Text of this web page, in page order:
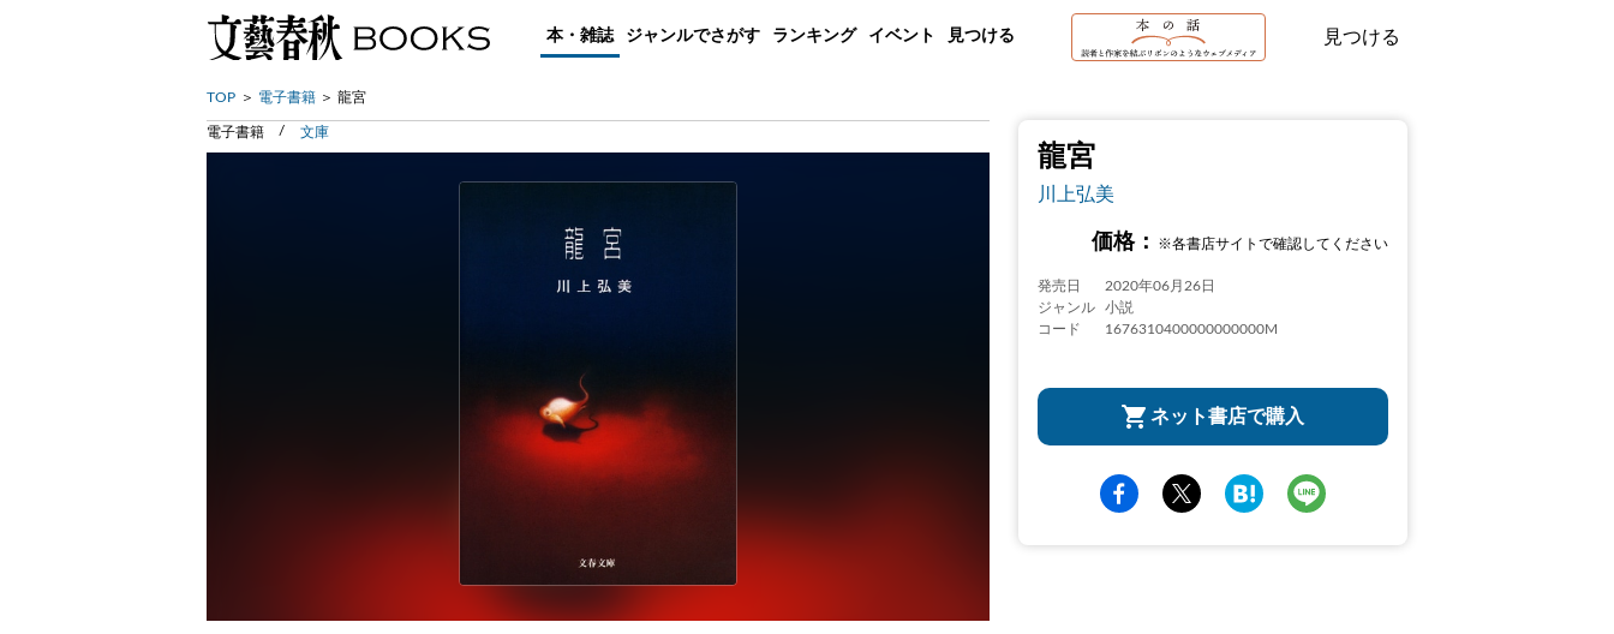
本・雑誌 ジャンルでさがす ランキング イベント 見つける 見つける
TOP 電子書籍 龍宮
龍宮
川上弘美
価格： ※各書店サイトで確認してください
発売日
2020年06月26日
ジャンル
小説
コード
1676310400000000000M
ネット書店で購入
電子書籍 文庫